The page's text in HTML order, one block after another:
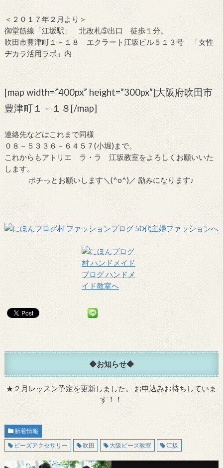
＜２０１７年２月より＞
御堂筋線「江坂駅」 北改札➄出口 徒歩１分。
吹田市豊津町１－１８ エクラート江坂ビル５１３号 「女性
ヂカラ活用ラボ」内
[map width=”400px” height=”300px”]大阪府吹田市
豊津町１－１８[/map]
連絡先などはこれまで同様
０８－５３３６－６４５７(小堀)まで。
これからもアトリエ ラ・ラ 江坂教室をよろしくお願いいた
します。
ポチっとお願いします＼(^o^)／ 励みになります♪
◆お知らせ◆
★ ２月レッスン予定を更新しました。
お申込みお待ちしていま
す！！
新着情報
ビーズアクセサリー
吹田 大阪ビーズ教室 江坂